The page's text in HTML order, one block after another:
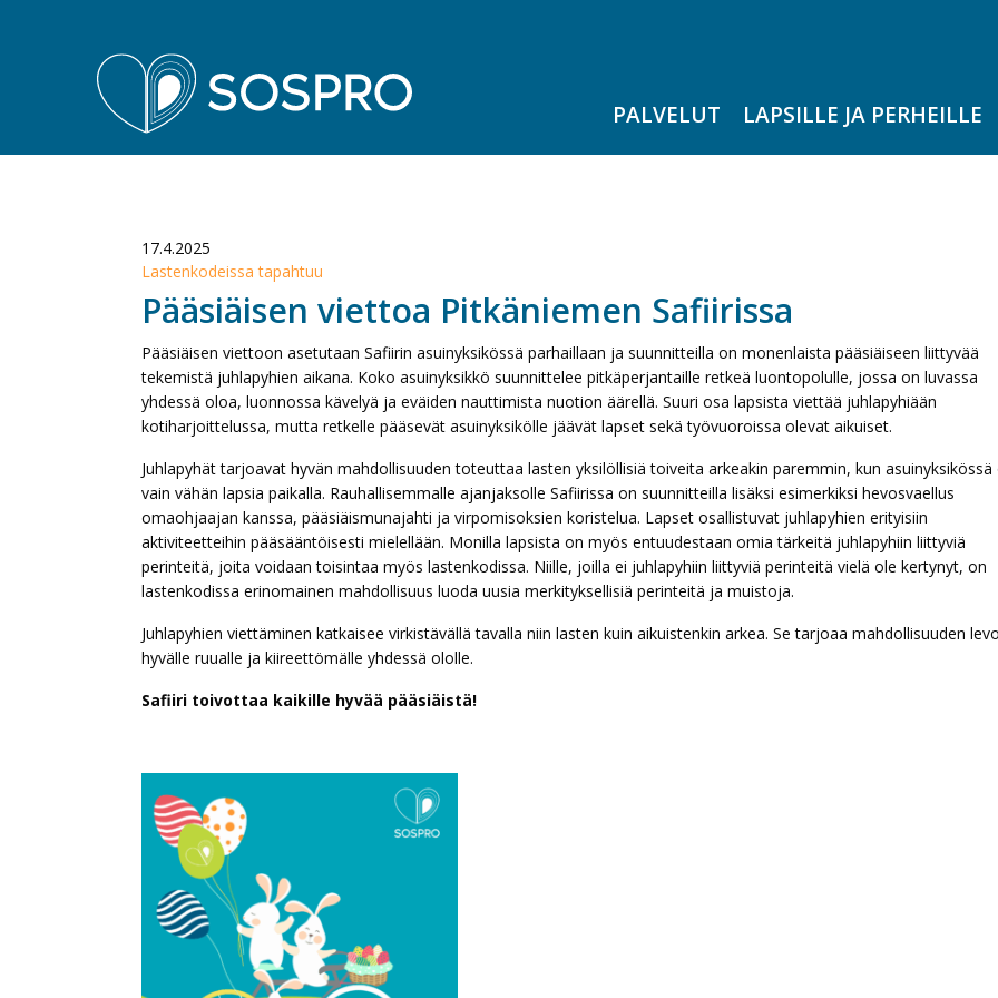
Sospro
PALVELUT LAPSILLE JA PERHEILLE
17.4.2025
Lastenkodeissa tapahtuu
Pääsiäisen viettoa Pitkäniemen Safiirissa
Pääsiäisen viettoon asetutaan Safiirin asuinyksikössä parhaillaan ja suunnitteilla on monenlaista pääsiäiseen liittyvää
tekemistä juhlapyhien aikana. Koko asuinyksikkö suunnittelee pitkäperjantaille retkeä luontopolulle, jossa on luvassa
yhdessä oloa, luonnossa kävelyä ja eväiden nauttimista nuotion äärellä. Suuri osa lapsista viettää juhlapyhiään
kotiharjoittelussa, mutta retkelle pääsevät asuinyksikölle jäävät lapset sekä työvuoroissa olevat aikuiset.
Juhlapyhät tarjoavat hyvän mahdollisuuden toteuttaa lasten yksilöllisiä toiveita arkeakin paremmin, kun asuinyksikössä
vain vähän lapsia paikalla. Rauhallisemmalle ajanjaksolle Safiirissa on suunnitteilla lisäksi esimerkiksi hevosvaellus
omaohjaajan kanssa, pääsiäismunajahti ja virpomisoksien koristelua. Lapset osallistuvat juhlapyhien erityisiin
aktiviteetteihin pääsääntöisesti mielellään. Monilla lapsista on myös entuudestaan omia tärkeitä juhlapyhiin liittyviä
perinteitä, joita voidaan toisintaa myös lastenkodissa. Niille, joilla ei juhlapyhiin liittyviä perinteitä vielä ole kertynyt, on
lastenkodissa erinomainen mahdollisuus luoda uusia merkityksellisiä perinteitä ja muistoja.
Juhlapyhien viettäminen katkaisee virkistävällä tavalla niin lasten kuin aikuistenkin arkea. Se tarjoaa mahdollisuuden
hyvälle ruualle ja kiireettömälle yhdessä ololle.
Safiiri toivottaa kaikille hyvää pääsiäistä!